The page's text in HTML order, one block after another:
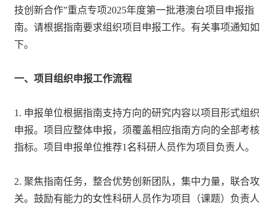
技创新合作”重点专项2025年度第一批港澳台项目申报指
南。请根据指南要求组织项目申报工作。有关事项通知如
下。
一、项目组织申报工作流程
1. 申报单位根据指南支持方向的研究内容以项目形式组织
申报。项目应整体申报，须覆盖相应指南方向的全部考核
指标。项目申报单位推荐1名科研人员作为项目负责人。
2. 聚焦指南任务，整合优势创新团队，集中力量，联合攻
关。鼓励有能力的女性科研人员作为项目（课题）负责人